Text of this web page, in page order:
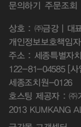
문의하기 주문조회
상호 : ㈜금강 | 대
개인정보보호책임
주소 : 세종특별자
122-81-04585 [사
세종조치원-0126
호스팅 제공자 : ㈜
2013 KUMKANG